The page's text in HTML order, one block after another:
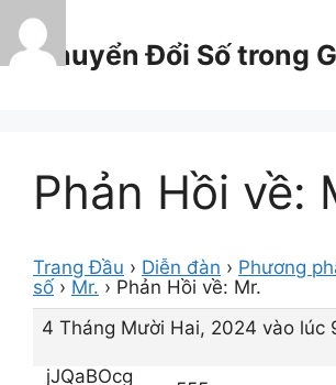
Chuyển
đến
nội
Chuyển Đổi Số trong
Phản Hồi về:
Trang Đầu › Diễn đàn › Phương
số › Mr. › Phản Hồi về: Mr.
4 Tháng Mười Hai, 2024 vào lúc
jJQaBOcg